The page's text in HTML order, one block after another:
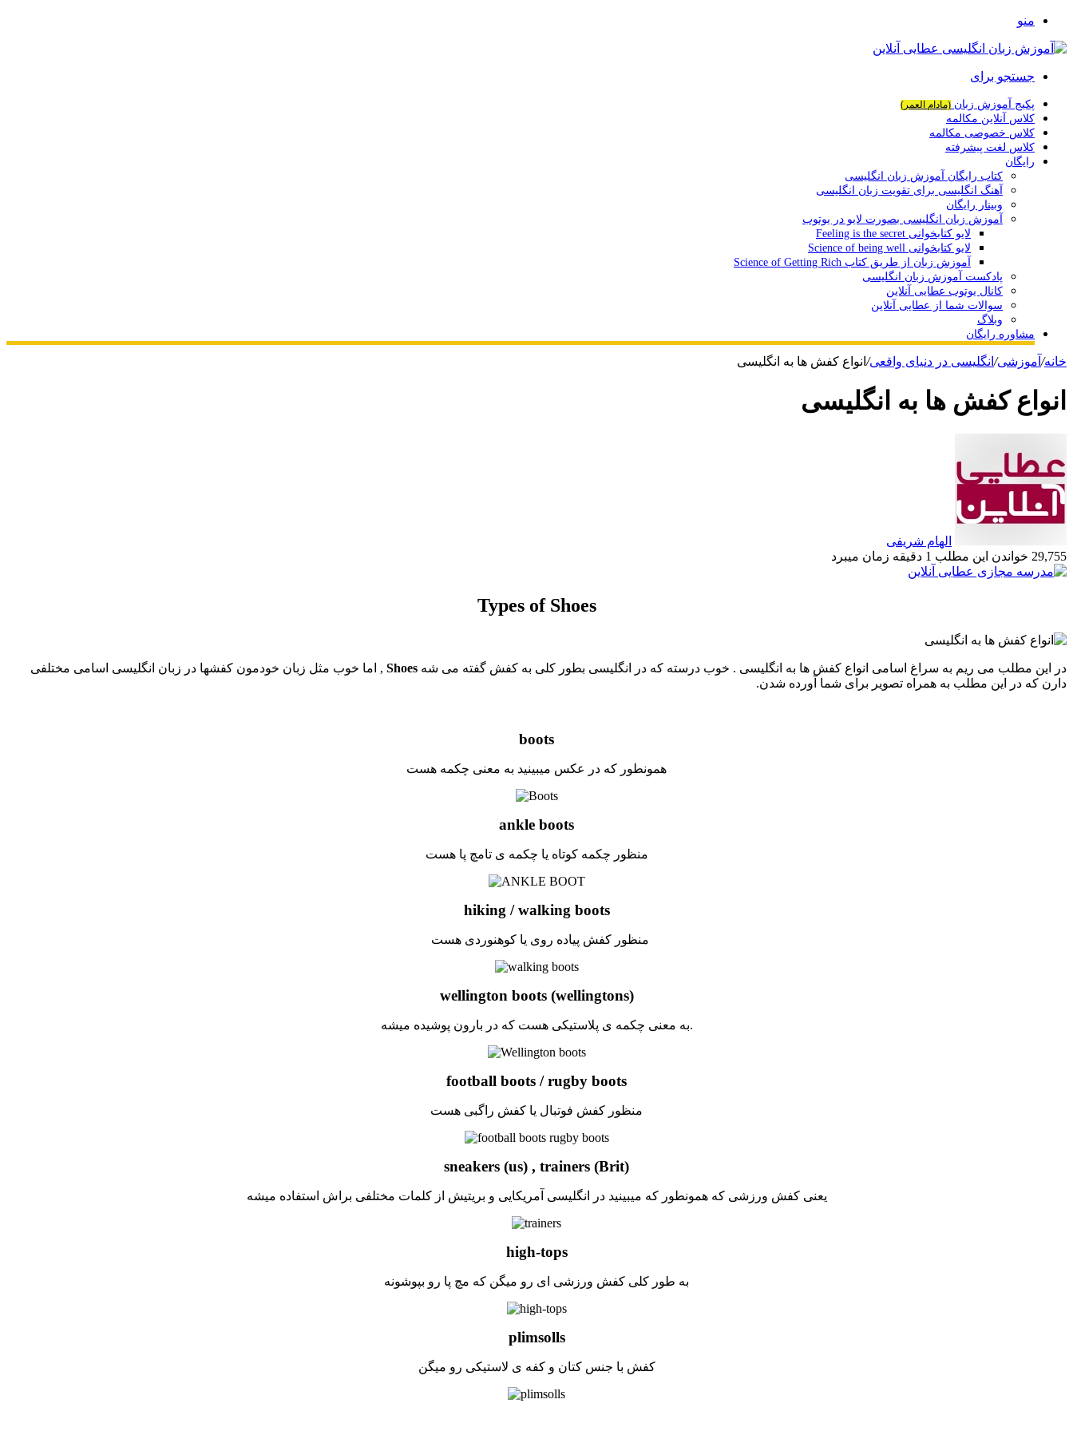
منو
جستجو برای
پکیج آموزش زبان (مادام العمر)
کلاس آنلاین مکالمه
کلاس خصوصی مکالمه
کلاس لغت پیشرفته
رایگان
کتاب رایگان آموزش زبان انگلیسی
آهنگ انگلیسی برای تقویت زبان انگلیسی
وبینار رایگان
آموزش زبان انگلیسی بصورت لایو در یوتوب
لایو کتابخوانی Feeling is the secret
لایو کتابخوانی Science of being well
آموزش زبان از طریق کتاب Science of Getting Rich
پادکست آموزش زبان انگلیسی
کانال یوتوب عطایی آنلاین
سوالات شما از عطایی آنلاین
وبلاگ
مشاوره رایگان
خانه/ آموزشی/ انگلیسی در دنیای واقعی/ انواع کفش ها به انگلیسی
انواع کفش ها به انگلیسی
الهام شریفی
29,755 خواندن این مطلب 1 دقیقه زمان میبرد
Types of Shoes
در این مطلب می ریم به سراغ اسامی انواع کفش ها به انگلیسی . خوب درسته که در انگلیسی بطور کلی به کفش گفته می شه Shoes , اما خوب مثل زبان خودمون کفشها در زبان انگلیسی اسامی مختلفی
دارن که در این مطلب به همراه تصویر برای شما آورده شدن.
boots
همونطور که در عکس میبینید به معنی چکمه هست
ankle boots
منظور چکمه کوتاه یا چکمه ی تامچ پا هست
hiking / walking boots
منظور کفش پیاده روی یا کوهنوردی هست
wellington boots (wellingtons)
به معنی چکمه ی پلاستیکی هست که در بارون پوشیده میشه.
football boots / rugby boots
منظور کفش فوتبال یا کفش راگبی هست
sneakers (us) , trainers (Brit)
یعنی کفش ورزشی که همونطور که میبینید در انگلیسی آمریکایی و بریتیش از کلمات مختلفی براش استفاده میشه
high-tops
به طور کلی کفش ورزشی ای رو میگن که مچ پا رو بپوشونه
plimsolls
کفش با جنس کتان و کفه ی لاستیکی رو میگن